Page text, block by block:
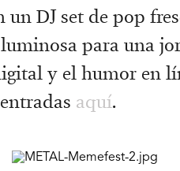
DJ set de pop
para una
y el humor en
aquí.